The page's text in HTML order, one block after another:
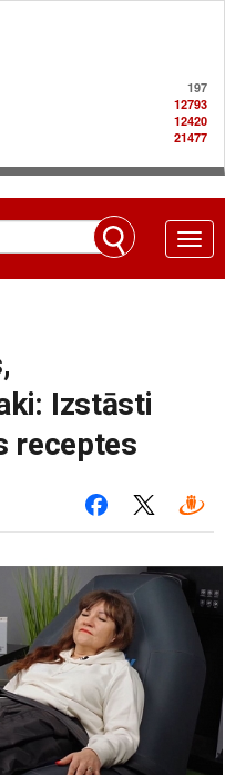
197
12793
12420
21477
Toggle
Izstāsti
receptes